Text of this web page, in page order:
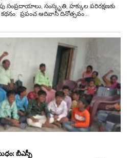
ప్రత్యేక దినోత్సవం మన భారత్, ప్రత్యేక కథనం: ప్రపంచ ఆదివాసీ దినోత్సవం...
బీఎస్పీ